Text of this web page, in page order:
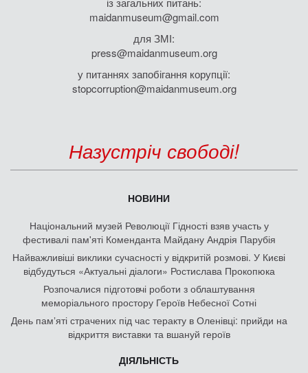
maidanmuseum@gmail.com
для ЗМІ:
press@maidanmuseum.org
у питаннях запобігання корупції:
stopcorruption@maidanmuseum.org
Назустріч свободі!
НОВИНИ
Національний музей Революції Гідності взяв участь у
фестивалі пам'яті Коменданта Майдану Андрія Парубія
Найважливіші виклики сучасності у відкритій розмові. У Києві
відбудуться «Актуальні діалоги» Ростислава Прокопюка
Розпочалися підготовчі роботи з облаштування
меморіального простору Героїв Небесної Сотні
День памʼяті страчених під час теракту в Оленівці: прийди на
відкриття виставки та вшануй героїв
ДІЯЛЬНІСТЬ